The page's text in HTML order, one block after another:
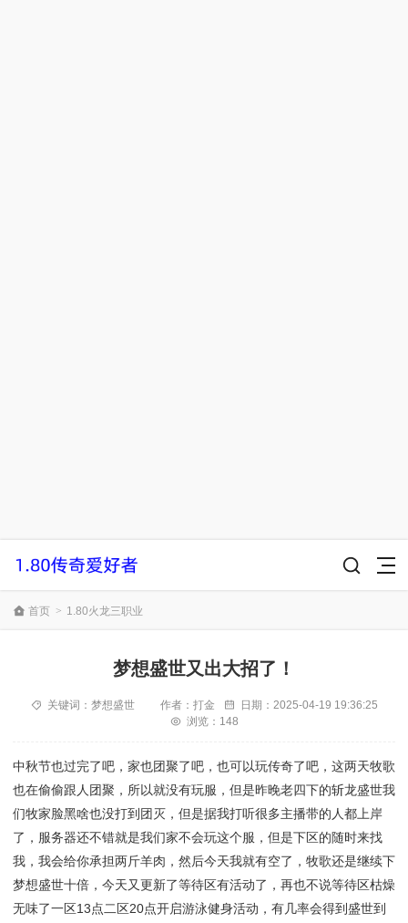
首页 > 1.80火龙三职业
梦想盛世又出大招了！
关键词： 梦想盛世 作者： 打金 日期： 2025-04-19 19:36:25
浏览：148
中秋节也过完了吧，家也团聚了吧，也可以玩传奇了吧，这两天牧歌
也在偷偷跟人团聚，所以就没有玩服，但是昨晚老四下的斩龙盛世我
们牧家脸黑啥也没打到团灭，但是据我打听很多主播带的人都上岸
了，服务器还不错就是我们家不会玩这个服，但是下区的随时来找
我，我会给你承担两斤羊肉，然后今天我就有空了，牧歌还是继续下
梦想盛世十倍，今天又更新了等待区有活动了，再也不说等待区枯燥
无味了一区13点二区20点开启游泳健身活动，有几率会得到盛世到